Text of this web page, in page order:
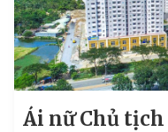
Ái nữ Chủ